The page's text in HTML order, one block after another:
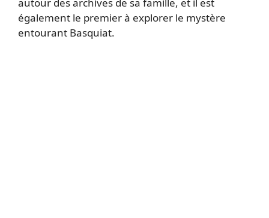
également le premier à explorer le mystère
entourant Basquiat.